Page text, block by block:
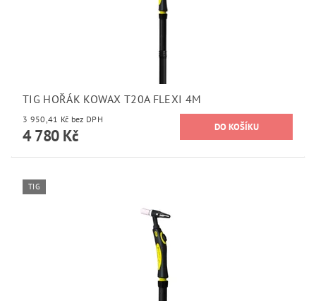
TIG HOŘÁK KOWAX T20A FLEXI 4M
3 950,41 Kč bez DPH
4 780 Kč
TIG